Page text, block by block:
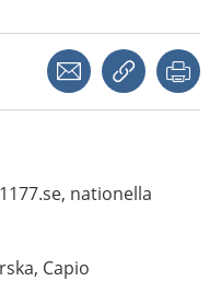
Dela via mejlKopiera länk
1177.se, nationella
Capio